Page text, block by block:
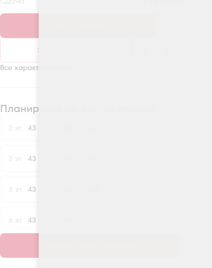
Заказать звонок
Все характеристики
Планировка на других этажах
2 эт. 43 м
3 эт. 43 м
5 эт. 43 м
6 эт. 43 м